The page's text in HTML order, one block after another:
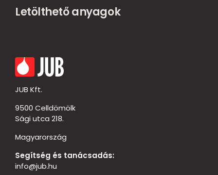
Letölthető anyagok
JUB Kft.
9500 Celldömölk
Sági utca 218.
Magyarország
Segítség és tanácsadás:
info@jub.hu